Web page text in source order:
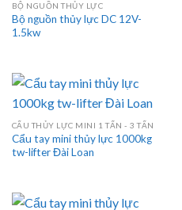
BỘ NGUỒN THỦY LỰC
Bộ nguồn thủy lực DC 12V-
1.5kw
CẨU THỦY LỰC MINI 1 TẤN - 3 TẤN
Cẩu tay mini thủy lực 1000kg
tw-lifter Đài Loan